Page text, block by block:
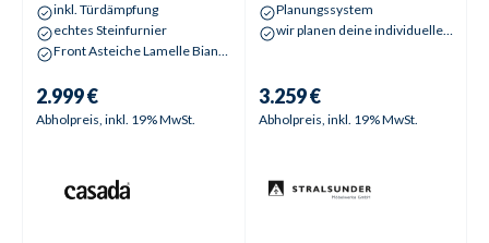
inkl. Türdämpfung
echtes Steinfurnier
Front Asteiche Lamelle Bianco massiv geölt
2.999 €
Abholpreis, inkl. 19% MwSt.
Planungssystem
wir planen deine individuelle Kombi gerne in 3D!
3.259 €
Abholpreis, inkl. 19% MwSt.